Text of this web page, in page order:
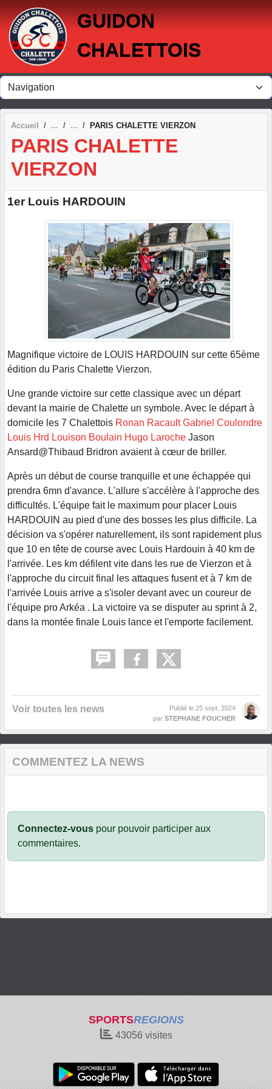
GUIDON
CHALETTOIS
Accueil PARIS CHALETTE VIERZON
PARIS CHALETTE
VIERZON
1er Louis HARDOUIN
Magnifique victoire de LOUIS HARDOUIN sur cette 65ème
édition du Paris Chalette Vierzon.
Une grande victoire sur cette classique avec un départ
devant la mairie de Chalette un symbole. Avec le départ à
domicile les 7 Chalettois Ronan Racault Gabriel Coulondre
Louis Hrd Louison Boulain Hugo Laroche Jason
Ansard@Thibaud Bridron avaient à cœur de briller.
Après un début de course tranquille et une échappée qui
prendra 6mn d'avance. L'allure s'accélère à l'approche des
difficultés. L'équipe fait le maximum pour placer Louis
HARDOUIN au pied d'une des bosses les plus difficile. La
décision va s'opérer naturellement, ils sont rapidement plus
que 10 en tête de course avec Louis Hardouin à 40 km de
l'arrivée. Les km défilent vite dans les rue de Vierzon et à
l'approche du circuit final les attaques fusent et à 7 km de
l'arrivée Louis arrive a s'isoler devant avec un coureur de
l'équipe pro Arkéa . La victoire va se disputer au sprint à 2,
dans la montée finale Louis lance et l'emporte facilement.
Voir toutes les news Publié le 25 sept. 2024
par STEPHANE FOUCHER
COMMENTEZ LA NEWS
Connectez-vous pour pouvoir participer aux
commentaires.
SPORTSREGIONS
43056visites
Panneau de gestion des cookies